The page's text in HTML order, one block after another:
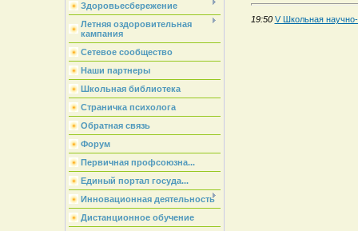
Здоровьесбережение
Летняя оздоровительная
кампания
Сетевое сообщество
Наши партнеры
Школьная библиотека
Страничка психолога
Обратная связь
Форум
Первичная профсоюзна...
Единый портал госуда...
Инновационная деятельность
Дистанционное обучение
19:50 V Школьная